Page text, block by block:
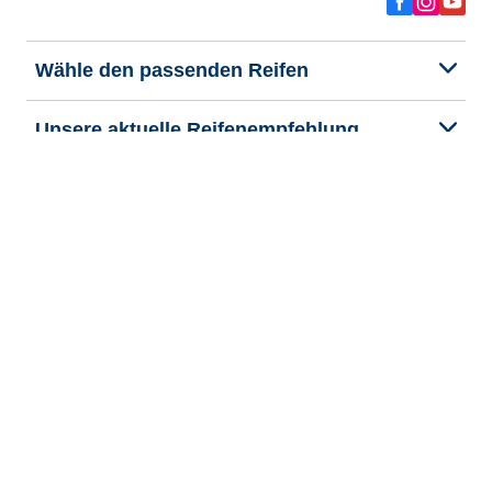
Wähle den passenden Reifen
Unsere aktuelle Reifenempfehlung